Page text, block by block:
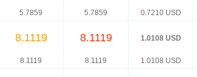
5.7859 5.7859 0.7210 USD
8.1119 8.1119 1.0108 USD
8.1119 8.1119 1.0108 USD